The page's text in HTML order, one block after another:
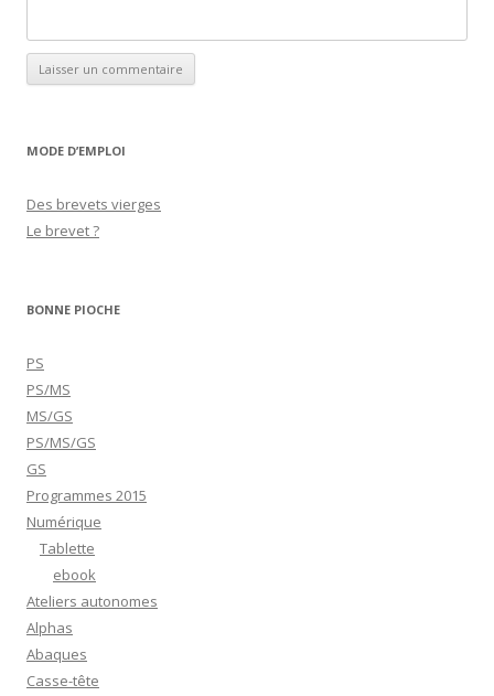
MODE D’EMPLOI
Des brevets vierges
Le brevet ?
BONNE PIOCHE
PS
PS/MS
MS/GS
PS/MS/GS
GS
Programmes 2015
Numérique
Tablette
ebook
Ateliers autonomes
Alphas
Abaques
Casse-tête